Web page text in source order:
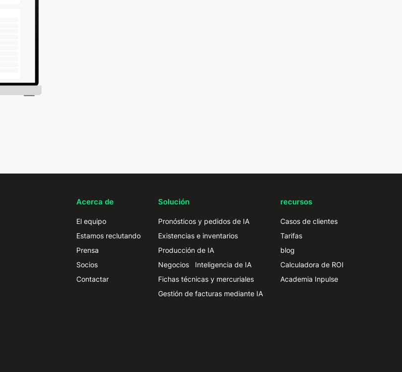
Acerca de
El equipo
Estamos reclutando
Prensa
Socios
Contactar
Solución
Pronósticos y pedidos de IA
Existencias e inventarios
Producción de IA
Negocios Inteligencia de IA
Fichas técnicas y mercuriales
Gestión de facturas mediante IA
recursos
Casos de clientes
Tarifas
blog
Calculadora de ROI
Academia Inpulse